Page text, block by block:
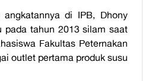
di IPB, Dhony
pada tahun 2013 silam saat
Fakultas Peternakan
outlet pertama produk susu